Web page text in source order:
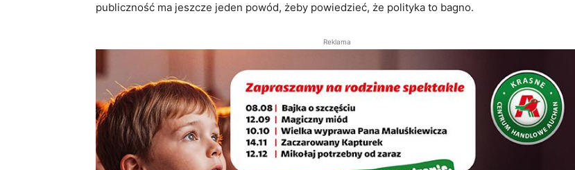
publiczność ma jeszcze jeden powód, żeby powiedzieć, że polityka to bagno.
Reklama